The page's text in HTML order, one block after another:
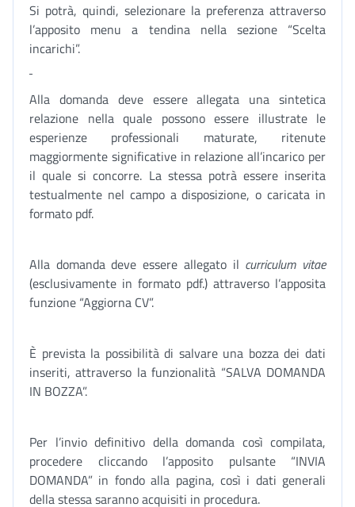
Si potrà, quindi, selezionare la preferenza attraverso
l’apposito menu a tendina nella sezione “Scelta
incarichi”.
Alla domanda deve essere allegata una sintetica
relazione nella quale possono essere illustrate le
esperienze professionali maturate, ritenute
maggiormente significative in relazione all’incarico per
il quale si concorre. La stessa potrà essere inserita
testualmente nel campo a disposizione, o caricata in
formato pdf.
Alla domanda deve essere allegato il curriculum vitae
(esclusivamente in formato pdf.) attraverso l’apposita
funzione “Aggiorna CV”.
È prevista la possibilità di salvare una bozza dei dati
inseriti, attraverso la funzionalità “SALVA DOMANDA
IN BOZZA”.
Per l’invio definitivo della domanda così compilata,
procedere cliccando l’apposito pulsante “INVIA
DOMANDA” in fondo alla pagina, così i dati generali
della stessa saranno acquisiti in procedura.